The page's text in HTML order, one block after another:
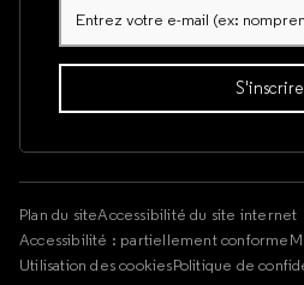
Plan du siteAccessibilité du site internet
Accessibilité : partiellement conforme
Utilisation des cookiesPolitique de